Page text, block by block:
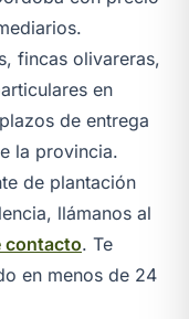
fincas olivareras,
en
de entrega
la provincia.
de plantación
llámanos al
contacto. Te
en menos de 24